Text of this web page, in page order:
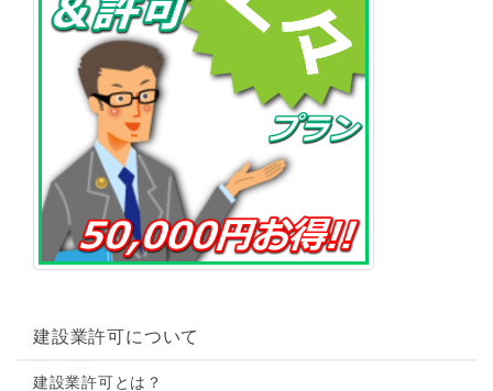
建設業許可について
建設業許可とは？